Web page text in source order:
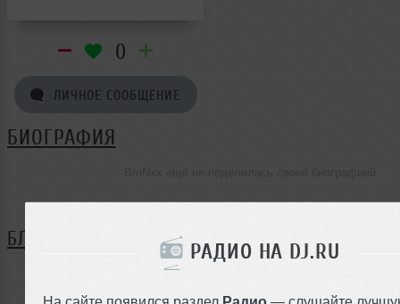
РАДИО НА DJ.RU
На сайте появился раздел Радио — слушайте
0
ЛИЧНОЕ СООБЩЕНИЕ
БИОГРАФИЯ
БЛОГ